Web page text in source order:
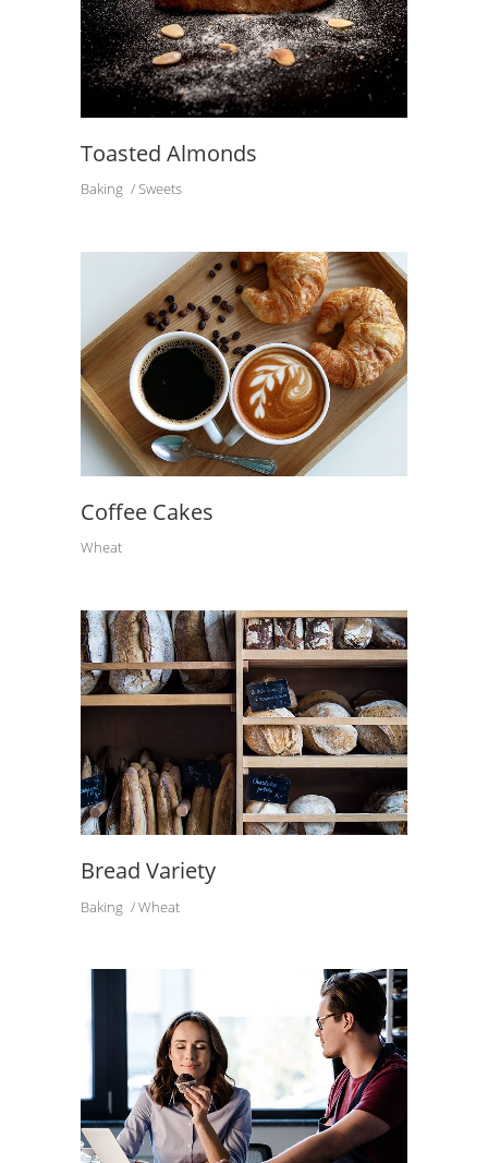
Toasted Almonds
Baking Sweets
Coffee Cakes
Wheat
Bread Variety
Baking Wheat